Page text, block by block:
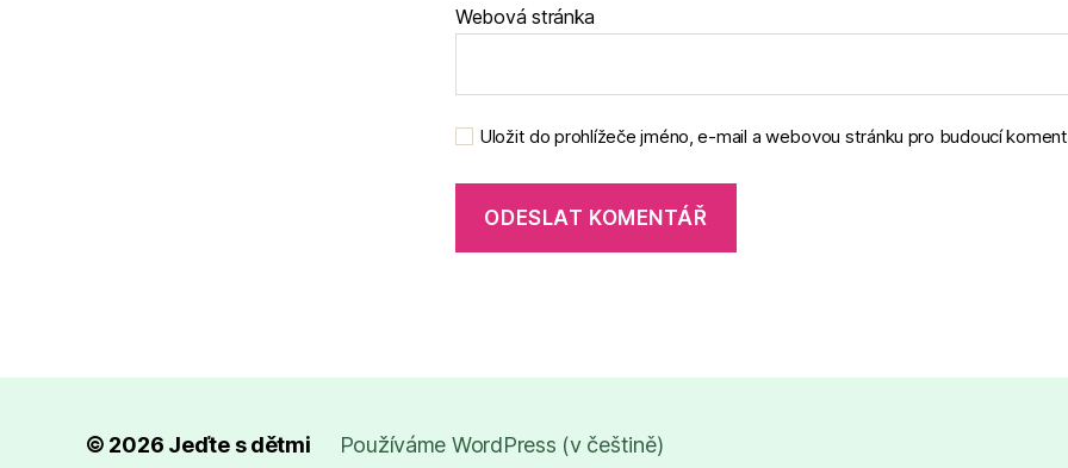
Webová stránka
Uložit do prohlížeče jméno, e-mail a webovou stránku pro budoucí
© 2026 Jeďte s dětmi Používáme WordPress (v češtině)